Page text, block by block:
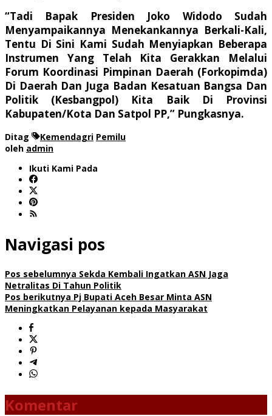
“Tadi Bapak Presiden Joko Widodo Sudah
Menyampaikannya Menekankannya Berkali-Kali,
Tentu Di Sini Kami Sudah Menyiapkan Beberapa
Instrumen Yang Telah Kita Gerakkan Melalui
Forum Koordinasi Pimpinan Daerah (Forkopimda)
Di Daerah Dan Juga Badan Kesatuan Bangsa Dan
Politik (Kesbangpol) Kita Baik Di Provinsi
Kabupaten/Kota Dan Satpol PP,” Pungkasnya.
Ditag Kemendagri Pemilu
oleh admin
Ikuti Kami Pada
Navigasi pos
Pos sebelumnya Sekda Kembali Ingatkan ASN Jaga
Netralitas Di Tahun Politik
Pos berikutnya Pj Bupati Aceh Besar Minta ASN
Meningkatkan Pelayanan kepada Masyarakat
Komentar